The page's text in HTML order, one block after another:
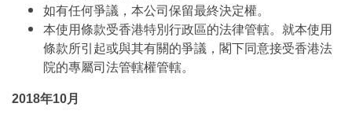
如有任何爭議，本公司保留最終決定權。
本使用條款受香港特別行政區的法律管轄。就本使用
條款所引起或與其有關的爭議，閣下同意接受香港法
院的專屬司法管轄權管轄。
2018年10月